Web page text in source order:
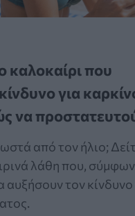
καλοκαίρι που
για
να
από τον ήλιο;
λάθη που,
αυξήσουν τον κίνδυνο